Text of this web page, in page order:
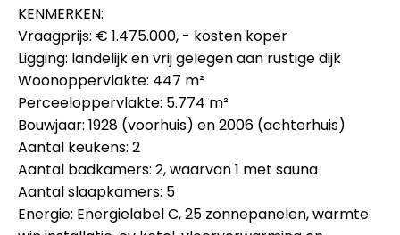
KENMERKEN:
Vraagprijs: € 1.475.000, - kosten koper
Ligging: landelijk en vrij gelegen aan rustige dijk
Woonoppervlakte: 447 m²
Perceeloppervlakte: 5.774 m²
Bouwjaar: 1928 (voorhuis) en 2006 (achterhuis)
Aantal keukens: 2
Aantal badkamers: 2, waarvan 1 met sauna
Aantal slaapkamers: 5
Energie: Energielabel C, 25 zonnepanelen, warmte